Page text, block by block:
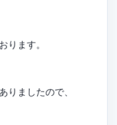
ります。
りましたので、